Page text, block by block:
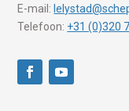
E-mail:
Telefoon: +31 (0)320